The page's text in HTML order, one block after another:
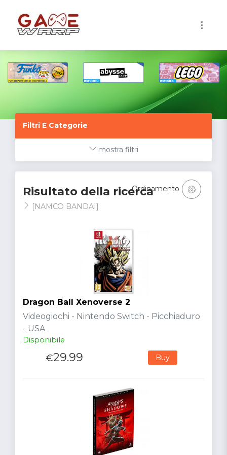
Filtri E Categorie
mostra filtri
Risultato della ricerca
[NAMCO BANDAI]
Ordinamento
Dragon Ball Xenoverse 2
Videogiochi - Nintendo Switch - Picchiaduro
- USA
Disponibile
€29.99 Buy